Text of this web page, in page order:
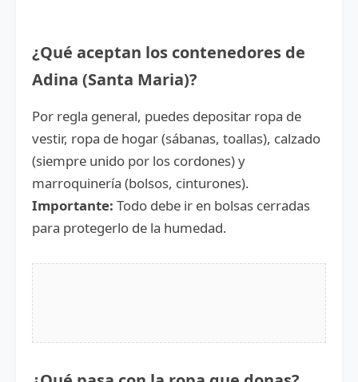
¿Qué aceptan los contenedores de
Adina (Santa Maria)?
Por regla general, puedes depositar ropa de
vestir, ropa de hogar (sábanas, toallas), calzado
(siempre unido por los cordones) y
marroquinería (bolsos, cinturones).
Importante: Todo debe ir en bolsas cerradas
para protegerlo de la humedad.